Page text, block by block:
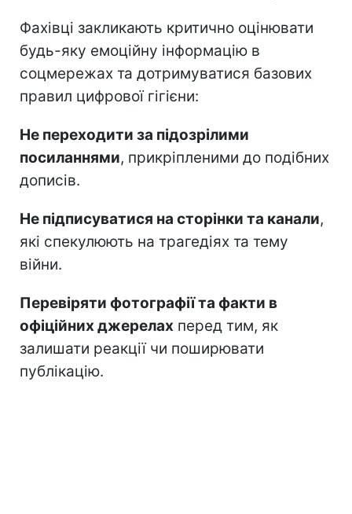
Фахівці закликають критично оцінювати
будь-яку емоційну інформацію в
соцмережах та дотримуватися базових
правил цифрової гігієни:
Не переходити за підозрілими
посиланнями, прикріпленими до подібних
дописів.
Не підписуватися на сторінки та канали,
які спекулюють на трагедіях та тему
війни.
Перевіряти фотографії та факти в
офіційних джерелах перед тим, як
залишати реакції чи поширювати
публікацію.